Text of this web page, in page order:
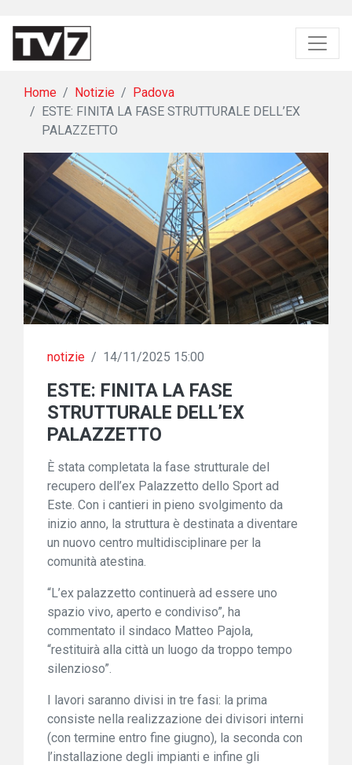
Home Notizie
Padova
ESTE: FINITA LA FASE STRUTTURALE DELL’EX
PALAZZETTO
notizie / 14/11/2025 15:00
ESTE: FINITA LA FASE
STRUTTURALE DELL’EX
PALAZZETTO
È stata completata la fase strutturale del
recupero dell’ex Palazzetto dello Sport ad
Este. Con i cantieri in pieno svolgimento da
inizio anno, la struttura è destinata a diventare
un nuovo centro multidisciplinare per la
comunità atestina.
“L’ex palazzetto continuerà ad essere uno
spazio vivo, aperto e condiviso”, ha
commentato il sindaco Matteo Pajola,
“restituirà alla città un luogo da troppo tempo
silenzioso”.
I lavori saranno divisi in tre fasi: la prima
consiste nella realizzazione dei divisori interni
(con termine entro fine giugno), la seconda con
l’installazione degli impianti e infine gli